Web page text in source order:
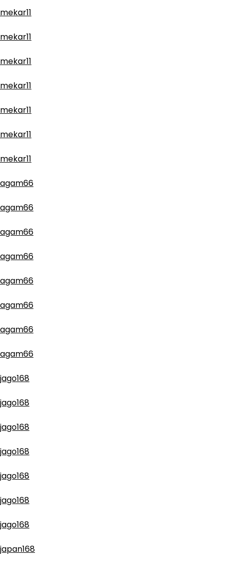
mekar11
mekar11
mekar11
mekar11
mekar11
mekar11
mekar11
agam66
agam66
agam66
agam66
agam66
agam66
agam66
agam66
jago168
jago168
jago168
jago168
jago168
jago168
jago168
japan168